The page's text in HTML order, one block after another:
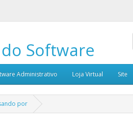
Software
Administrativo Loja Virtual Site
por